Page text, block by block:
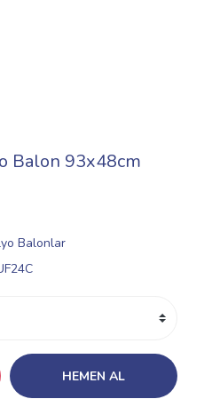
Balon 93x48cm
Balonlar
HEMEN AL